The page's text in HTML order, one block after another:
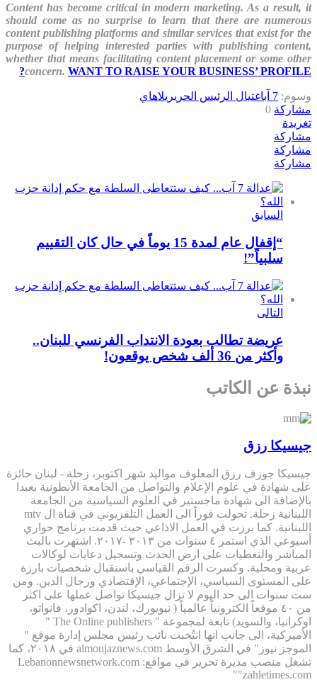
Content has become critical in modern marketing. As a result, it
should come as no surprise to learn that there are numerous
content publishing platforms and similar services that exist for the
purpose of helping interested parties with publishing content,
whether that means facilitating content placement or some other
concern. WANT TO RAISE YOUR BUSINESS’ PROFILE?
وسوم: 7 آب اغتيال الرئيس الحريريلاهاي
مشاركة 0
تغريدة
مشاركة
مشاركة
مشاركة
السابق
“إقفال عام لمدة 15 يوماً في حال كان التقييم
سلبياً”!
التالى
عريضة تطالب بعودة الانتداب الفرنسي للبنان..
وأكثر من 36 ألف شخص يوقعون!
نبذة عن الكاتب
جيسيكا رزق
جيسيكا جوزف رزق المعلوف مواليد شهر اكتوبر، زحلة - لبنان حائزة
على شهادة في علوم الإعلام والتواصل من الجامعة الأنطونية بعبدا
بالإضافة الى شهادة ماجستير في العلوم السياسية من الجامعة
اللبنانية زحلة. تحولت فوراً الى العمل التلفزيوني في قناة ال mtv
اللبنانية. كما برزت في العمل الاذاعي حيث قدمت برنامج حواري
أسبوعي الذي استمر ٤ سنوات من ٣٠١٣ -٢٠١٧. اشتهرت بالبث
المباشر والتغطيات على ارض الحدث وتسجيل دعايات لوكالات
عربية ومحلية. وكسرت الرقم القياسي باستقبال شخصيات بارزة
على المستوى السياسي، الإجتماعي، الإقتصادي ورجال الدين. ومن
ست سنوات الى حد اليوم لا تزال جيسيكا تواصل عملها على اكثر
من ٤٠ موقعاً الكترونياً عالمياً ( نيويورك، لندن، اكوادور، فانواتو،
اوكرانيا، والسويد) تابعة لمجموعة " The Online publishers "
الأميركية، الى جانب انها انتُخبت نائب رئيس مجلس إدارة موقع "
الموجز نيوز" في الشرق الأوسط almoujaznews.com في ٢٠١٨، كما
تشغل منصب مديرة تحرير في مواقع: Lebanonnewsnetwork.com
"zahletimes.com"